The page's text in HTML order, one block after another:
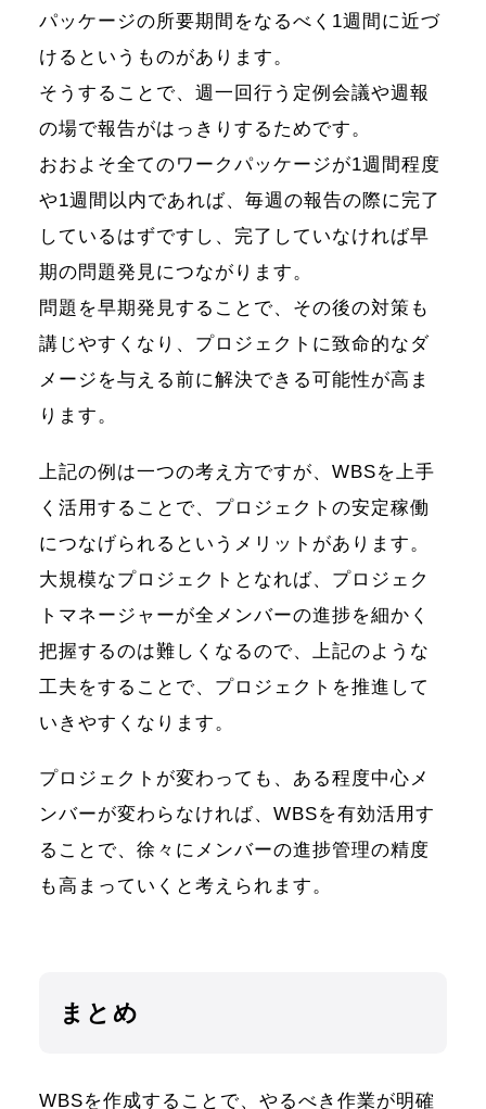
パッケージの所要期間をなるべく1週間に近づ
けるというものがあります。
そうすることで、週一回行う定例会議や週報
の場で報告がはっきりするためです。
おおよそ全てのワークパッケージが1週間程度
や1週間以内であれば、毎週の報告の際に完了
しているはずですし、完了していなければ早
期の問題発見につながります。
問題を早期発見することで、その後の対策も
講じやすくなり、プロジェクトに致命的なダ
メージを与える前に解決できる可能性が高ま
ります。
上記の例は一つの考え方ですが、WBSを上手
く活用することで、プロジェクトの安定稼働
につなげられるというメリットがあります。
大規模なプロジェクトとなれば、プロジェク
トマネージャーが全メンバーの進捗を細かく
把握するのは難しくなるので、上記のような
工夫をすることで、プロジェクトを推進して
いきやすくなります。
プロジェクトが変わっても、ある程度中心メ
ンバーが変わらなければ、WBSを有効活用す
ることで、徐々にメンバーの進捗管理の精度
も高まっていくと考えられます。
まとめ
WBSを作成することで、やるべき作業が明確